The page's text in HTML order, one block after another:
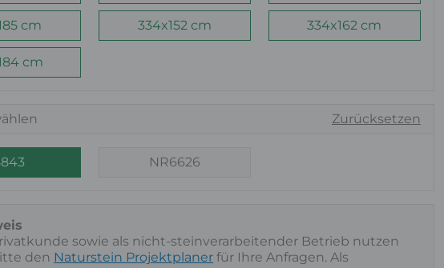
cm 334x152 cm 334x162 cm
cm
Zurücksetzen
NR6626
sowie als nicht-steinverarbeitender Betrieb nutzen
den Naturstein Projektplaner für Ihre Anfragen. Als